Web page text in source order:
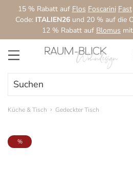
Zum Hauptinhalt springen
15 % Rabatt auf Flos Foscarini Fast
Code: ITALIEN26und 20 % auf die
12 % Rabatt auf Blomus
Küche & Tisch Gedeckter Tisch
Bildergalerie überspringen
%